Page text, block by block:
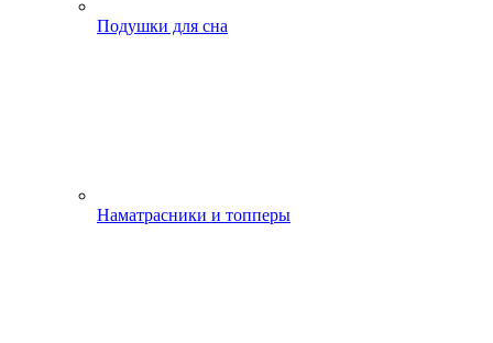
Подушки для сна
Наматрасники и топперы